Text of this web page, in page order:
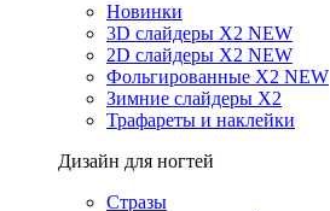
Новинки
3D слайдеры X2 NEW
2D слайдеры X2 NEW
Фольгированные X2 NEW
Зимние слайдеры Х2
Трафареты и наклейки
Дизайн для ногтей
Стразы